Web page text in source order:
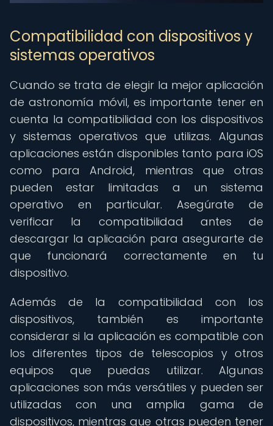
Compatibilidad con dispositivos y
sistemas operativos
Cuando se trata de elegir la mejor aplicación
de astronomía móvil, es importante tener en
cuenta la compatibilidad con los dispositivos
y sistemas operativos que utilizas. Algunas
aplicaciones están disponibles tanto para iOS
como para Android, mientras que otras
pueden estar limitadas a un sistema
operativo en particular. Asegúrate de
verificar la compatibilidad antes de
descargar la aplicación para asegurarte de
que funcionará correctamente en tu
dispositivo.
Además de la compatibilidad con los
dispositivos, también es importante
considerar si la aplicación es compatible con
los diferentes tipos de telescopios y otros
equipos que puedas utilizar. Algunas
aplicaciones son más versátiles y pueden ser
utilizadas con una amplia gama de
dispositivos, mientras que otras pueden tener